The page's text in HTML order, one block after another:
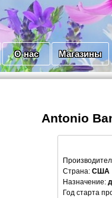
О нас Магазины
Antonio
Страна: США
Назначение:
Год старта